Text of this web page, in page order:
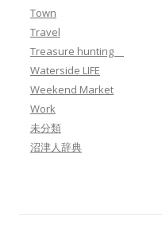
Town
Travel
Treasure hunting
Waterside LIFE
Weekend Market
Work
未分類
沼津人辞典